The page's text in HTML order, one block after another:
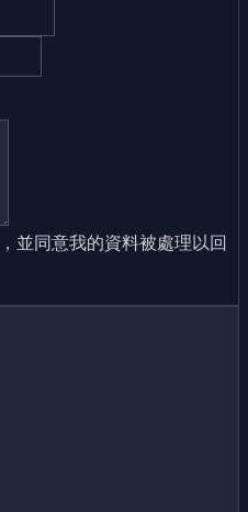
，並同意我的資料被處理以回